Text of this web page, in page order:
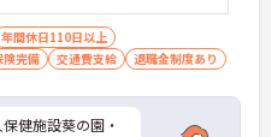
年間休日110日以上
険完備 交通費支給 退職金制度あり
健施設葵の園・